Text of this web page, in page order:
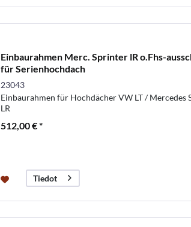
Einbaurahmen Merc. Sprinter lR o.Fhs-
für Serienhochdach
23043
Einbaurahmen für Hochdächer VW LT / Mercedes
LR
512,00 € *
Tiedot